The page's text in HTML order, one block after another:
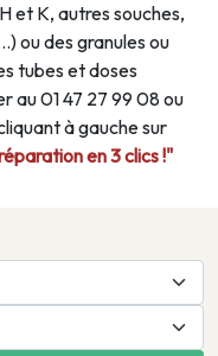
et K, autres souches,
ou des granules ou
tubes et doses
au 01 47 27 99 08 ou
à gauche sur
en 3 clics !"